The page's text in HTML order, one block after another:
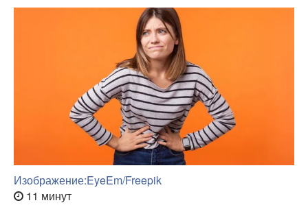
Изображение:EyeEm/Freepik
11 минут